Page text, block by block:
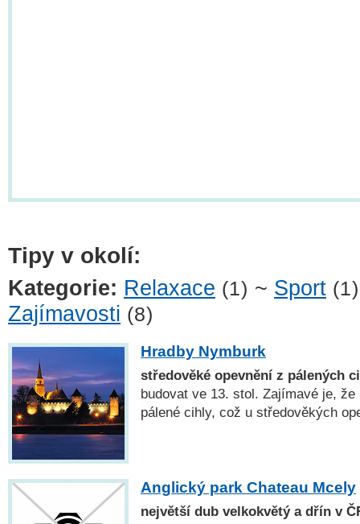
Tipy v okolí:
Kategorie: Relaxace (1) ~ Sport (1)
Zajímavosti (8)
Hradby Nymburk
středověké opevnění z pálených
budovat ve 13. stol. Zajímavé je,
pálené cihly, což u středověkých
Anglický park Chateau Mcely
největší dub velkokvětý a dřín v